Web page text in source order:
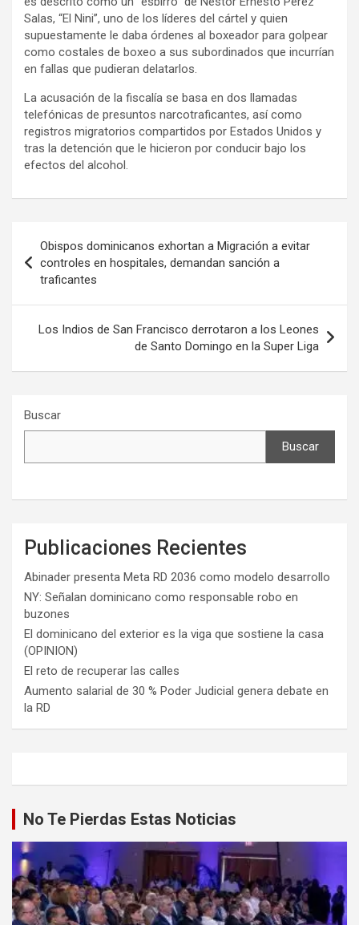
Salas, “El Nini”, uno de los líderes del cártel y quien
supuestamente le daba órdenes al boxeador para golpear
como costales de boxeo a sus subordinados que incurrían
en fallas que pudieran delatarlos.
La acusación de la fiscalía se basa en dos llamadas
telefónicas de presuntos narcotraficantes, así como
registros migratorios compartidos por Estados Unidos y
tras la detención que le hicieron por conducir bajo los
efectos del alcohol.
de
entradas
Obispos dominicanos exhortan a Migración a evitar
controles en hospitales, demandan sanción a
traficantes
Los Indios de San Francisco derrotaron a los Leones
de Santo Domingo en la Super Liga
Buscar
Buscar
Publicaciones Recientes
Abinader presenta Meta RD 2036 como modelo desarrollo
NY: Señalan dominicano como responsable robo en
buzones
El dominicano del exterior es la viga que sostiene la casa
(OPINION)
El reto de recuperar las calles
Aumento salarial de 30 % Poder Judicial genera debate en
la RD
No Te Pierdas Estas Noticias